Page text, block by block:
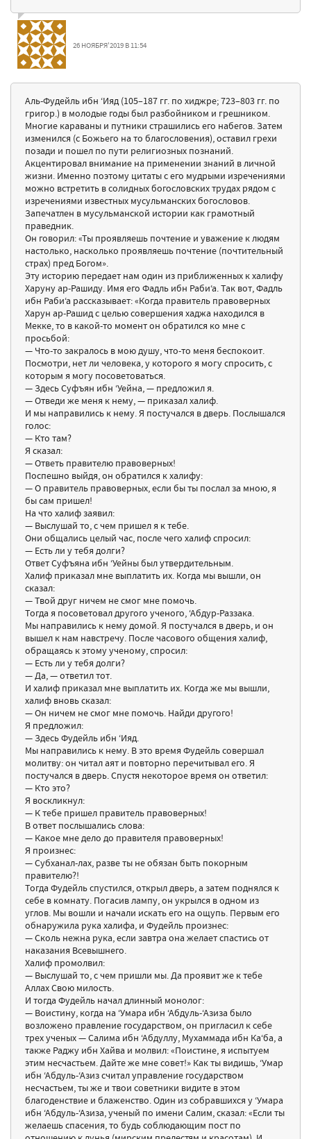
26 НОЯБРЯ'2019 В 11:54
Аль-Фудейль ибн ‘Ияд (105–187 гг. по хиджре; 723–803 гг. по
григор.) в молодые годы был разбойником и грешником.
Многие караваны и путники страшились его набегов. Затем
изменился (с Божьего на то благословения), оставил грехи
позади и пошел по пути религиозных познаний.
Акцентировал внимание на применении знаний в личной
жизни. Именно поэтому цитаты с его мудрыми изречениями
можно встретить в солидных богословских трудах рядом с
изречениями известных мусульманских богословов.
Запечатлен в мусульманской истории как грамотный
праведник.
Он говорил: «Ты проявляешь почтение и уважение к людям
настолько, насколько проявляешь почтение (почтительный
страх) пред Богом».
Эту историю передает нам один из приближенных к халифу
Харуну ар-Рашиду. Имя его Фадль ибн Раби‘а. Так вот, Фадль
ибн Раби‘а рассказывает: «Когда правитель правоверных
Харун ар-Рашид с целью совершения хаджа находился в
Мекке, то в какой-то момент он обратился ко мне с
просьбой:
— Что-то закралось в мою душу, что-то меня беспокоит.
Посмотри, нет ли человека, у которого я могу спросить, с
которым я могу посоветоваться.
— Здесь Суфъян ибн ‘Уейна, — предложил я.
— Отведи же меня к нему, — приказал халиф.
И мы направились к нему. Я постучался в дверь. Послышался
голос:
— Кто там?
Я сказал:
— Ответь правителю правоверных!
Поспешно выйдя, он обратился к халифу:
— О правитель правоверных, если бы ты послал за мною, я
бы сам пришел!
На что халиф заявил:
— Выслушай то, с чем пришел я к тебе.
Они общались целый час, после чего халиф спросил:
— Есть ли у тебя долги?
Ответ Суфъяна ибн ‘Уейны был утвердительным.
Халиф приказал мне выплатить их. Когда мы вышли, он
сказал:
— Твой друг ничем не смог мне помочь.
Тогда я посоветовал другого ученого, ‘Абдур-Раззака.
Мы направились к нему домой. Я постучался в дверь, и он
вышел к нам навстречу. После часового общения халиф,
обращаясь к этому ученому, спросил:
— Есть ли у тебя долги?
— Да, — ответил тот.
И халиф приказал мне выплатить их. Когда же мы вышли,
халиф вновь сказал:
— Он ничем не смог мне помочь. Найди другого!
Я предложил:
— Здесь Фудейль ибн ‘Ияд.
Мы направились к нему. В это время Фудейль совершал
молитву: он читал аят и повторно перечитывал его. Я
постучался в дверь. Спустя некоторое время он ответил:
— Кто это?
Я воскликнул:
— К тебе пришел правитель правоверных!
В ответ послышались слова:
— Какое мне дело до правителя правоверных!
Я произнес:
— Субханал-лах, разве ты не обязан быть покорным
правителю?!
Тогда Фудейль спустился, открыл дверь, а затем поднялся к
себе в комнату. Погасив лампу, он укрылся в одном из
углов. Мы вошли и начали искать его на ощупь. Первым его
обнаружила рука халифа, и Фудейль произнес:
— Сколь нежна рука, если завтра она желает спастись от
наказания Всевышнего.
Халиф промолвил:
— Выслушай то, с чем пришли мы. Да проявит же к тебе
Аллах Свою милость.
И тогда Фудейль начал длинный монолог:
— Воистину, когда на ‘Умара ибн ‘Абдуль-‘Азиза было
возложено правление государством, он пригласил к себе
трех ученых — Салима ибн ‘Абдуллу, Мухаммада ибн Ка‘ба, а
также Раджу ибн Хайва и молвил: «Поистине, я испытуем
этим несчастьем. Дайте же мне совет!» Как ты видишь, ‘Умар
ибн ‘Абдуль-‘Азиз считал управление государством
несчастьем, ты же и твои советники видите в этом
благоденствие и блаженство. Один из собравшихся у ‘Умара
ибн ‘Абдуль-‘Азиза, ученый по имени Салим, сказал: «Если ты
желаешь спасения, то будь соблюдающим пост по